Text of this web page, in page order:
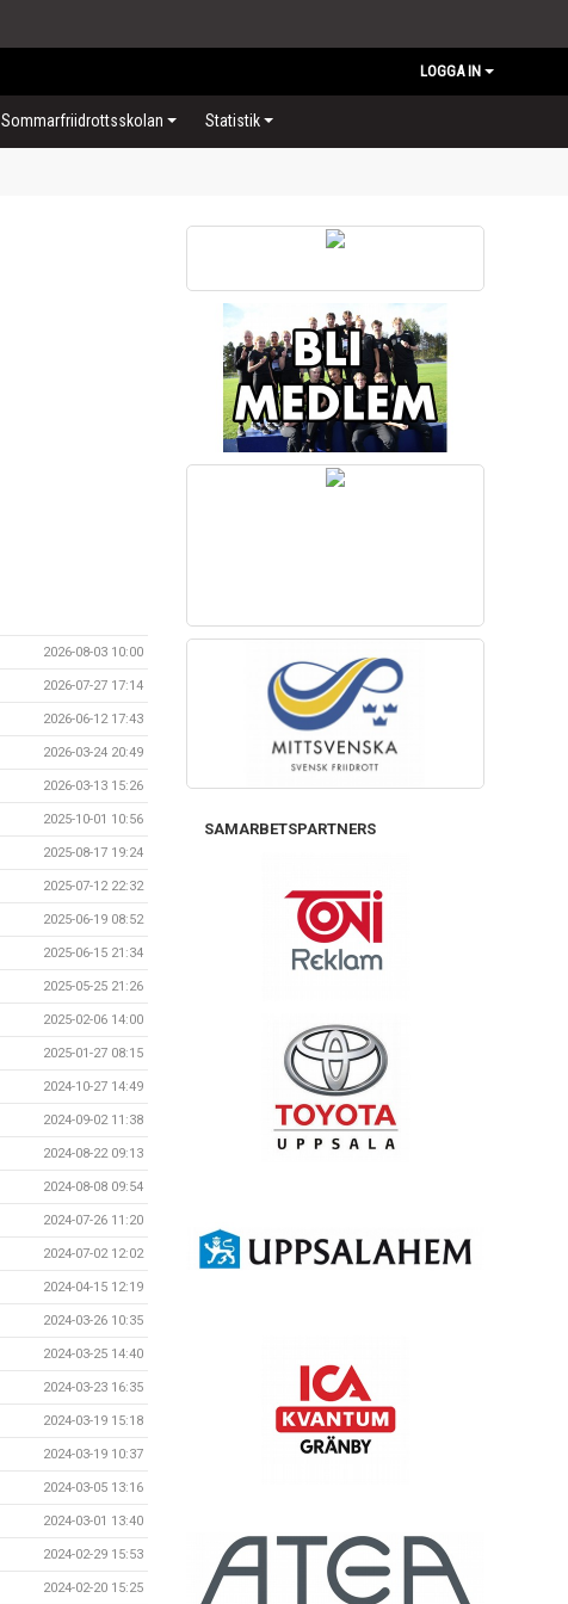
LOGGA IN
Sommarfriidrottsskolan Statistik
2026-08-03 10:00
2026-07-27 17:14
2026-06-12 17:43
2026-03-24 20:49
2026-03-13 15:26
2025-10-01 10:56
2025-08-17 19:24
2025-07-12 22:32
2025-06-19 08:52
2025-06-15 21:34
2025-05-25 21:26
2025-02-06 14:00
2025-01-27 08:15
2024-10-27 14:49
2024-09-02 11:38
2024-08-22 09:13
2024-08-08 09:54
2024-07-26 11:20
2024-07-02 12:02
2024-04-15 12:19
2024-03-26 10:35
2024-03-25 14:40
2024-03-23 16:35
2024-03-19 15:18
2024-03-19 10:37
2024-03-05 13:16
2024-03-01 13:40
2024-02-29 15:53
2024-02-20 15:25
SAMARBETSPARTNERS